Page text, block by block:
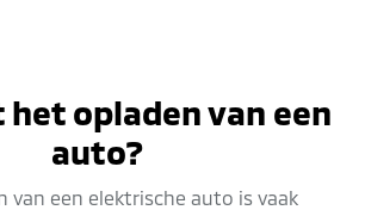
het opladen van een
auto?
van een elektrische auto is vaak